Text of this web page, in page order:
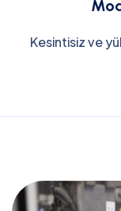
Kesintisiz ve